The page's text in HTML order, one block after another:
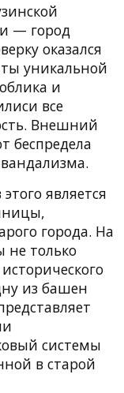
— город
оказался
уникальной
и
все
Внешний
беспредела
является
города. На
не только
из башен
системы
в старой